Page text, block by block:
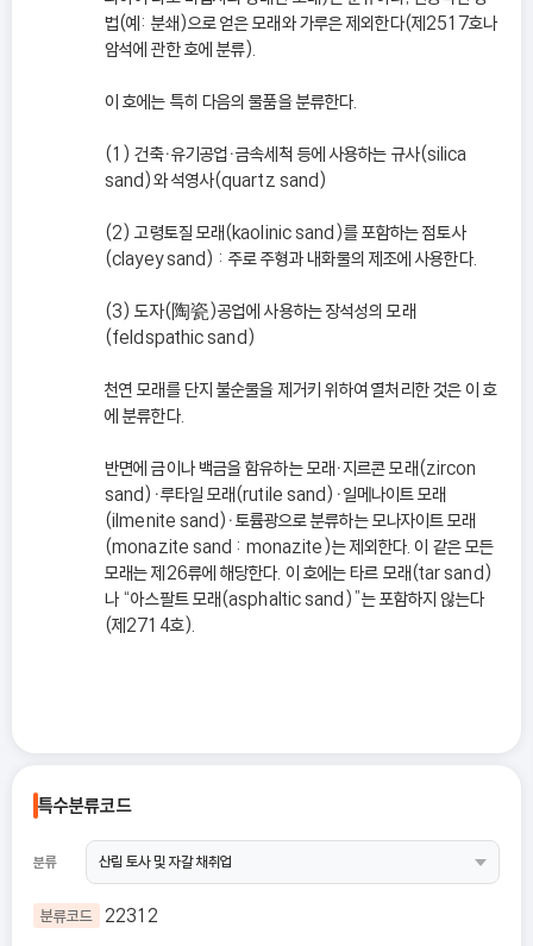
법(예: 분쇄)으로 얻은 모래와 가루은 제외한다(제2517호나
암석에 관한 호에 분류).
이 호에는 특히 다음의 물품을 분류한다.
(1) 건축ㆍ유기공업ㆍ금속세척 등에 사용하는 규사(silica
sand)와 석영사(quartz sand)
(2) 고령토질 모래(kaolinic sand)를 포함하는 점토사
(clayey sand) : 주로 주형과 내화물의 제조에 사용한다.
(3) 도자(陶瓷)공업에 사용하는 장석성의 모래
(feldspathic sand)
천연 모래를 단지 불순물을 제거키 위하여 열처리한 것은 이 호
에 분류한다.
반면에 금이나 백금을 함유하는 모래ㆍ지르콘 모래(zircon
sand)ㆍ루타일 모래(rutile sand)ㆍ일메나이트 모래
(ilmenite sand)ㆍ토륨광으로 분류하는 모나자이트 모래
(monazite sand : monazite)는 제외한다. 이 같은 모든
모래는 제26류에 해당한다. 이 호에는 타르 모래(tar sand)
나 “아스팔트 모래(asphaltic sand)”는 포함하지 않는다
(제2714호).
특수분류코드
분류
분류코드 22312